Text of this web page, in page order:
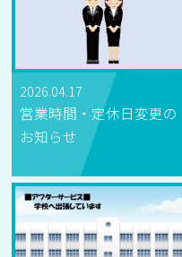
2026.04.17
営業時間・定休日変更の
お知らせ